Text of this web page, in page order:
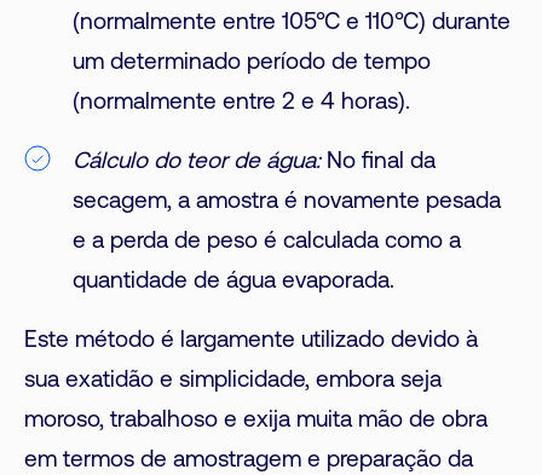
(normalmente entre 105°C e 110°C) durante
um determinado período de tempo
(normalmente entre 2 e 4 horas).
Cálculo do teor de água: No final da
secagem, a amostra é novamente pesada
e a perda de peso é calculada como a
quantidade de água evaporada.
Este método é largamente utilizado devido à
sua exatidão e simplicidade, embora seja
moroso, trabalhoso e exija muita mão de obra
em termos de amostragem e preparação da